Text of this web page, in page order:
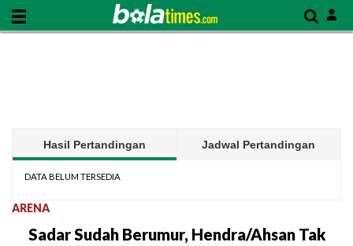
Hasil Pertandingan Jadwal Pertandingan
DATA BELUM TERSEDIA
ARENA
Sadar Sudah Berumur, Hendra/Ahsan Tak